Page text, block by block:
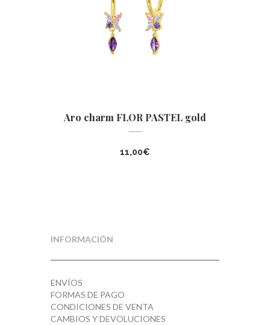
Aro charm FLOR PASTEL gold
11,00€
INFORMACIÓN
ENVÍOS
FORMAS DE PAGO
CONDICIONES DE VENTA
CAMBIOS Y DEVOLUCIONES